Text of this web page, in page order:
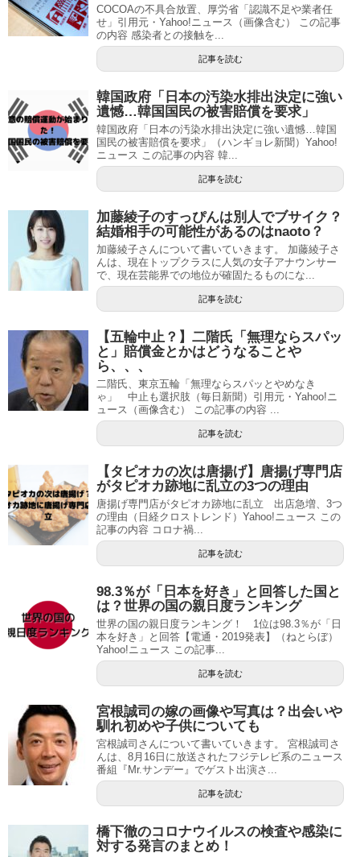
COCOAの不具合放置、厚労省「認識不足や業者任
せ」引用元・Yahoo!ニュース（画像含む） この記事
の内容 感染者との接触を...
記事を読む
韓国政府「日本の汚染水排出決定に強い
遺憾…韓国国民の被害賠償を要求」
韓国政府「日本の汚染水排出決定に強い遺憾…韓国
国民の被害賠償を要求」（ハンギョレ新聞）Yahoo!
ニュース この記事の内容 韓...
記事を読む
加藤綾子のすっぴんは別人でブサイク？
結婚相手の可能性があるのはnaoto？
加藤綾子さんについて書いていきます。 加藤綾子さ
んは、現在トップクラスに人気の女子アナウンサー
で、現在芸能界での地位が確固たるものにな...
記事を読む
【五輪中止？】二階氏「無理ならスパッ
と」賠償金とかはどうなることや
ら、、、
二階氏、東京五輪「無理ならスパッとやめなき
ゃ」 中止も選択肢（毎日新聞）引用元・Yahoo!ニ
ュース（画像含む） この記事の内容 ...
記事を読む
【タピオカの次は唐揚げ】唐揚げ専門店
がタピオカ跡地に乱立の3つの理由
唐揚げ専門店がタピオカ跡地に乱立 出店急増、3つ
の理由（日経クロストレンド）Yahoo!ニュース この
記事の内容 コロナ禍...
記事を読む
98.3％が「日本を好き」と回答した国と
は？世界の国の親日度ランキング
世界の国の親日度ランキング！ 1位は98.3％が「日
本を好き」と回答【電通・2019発表】（ねとらぼ）
Yahoo!ニュース この記事...
記事を読む
宮根誠司の嫁の画像や写真は？出会いや
馴れ初めや子供についても
宮根誠司さんについて書いていきます。 宮根誠司さ
んは、8月16日に放送されたフジテレビ系のニュース
番組『Mr.サンデー』でゲスト出演さ...
記事を読む
橋下徹のコロナウイルスの検査や感染に
対する発言のまとめ！